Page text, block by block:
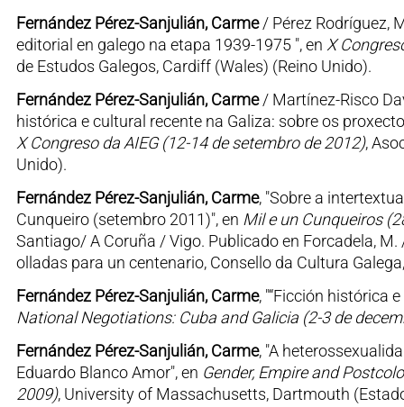
Fernández Pérez-Sanjulián, Carme/ Pérez Rodríguez,
editorial en galego na etapa 1939-1975 ", en X
de Estudos Galegos, Cardiff (Wales) (Reino Unido).
Fernández Pérez-Sanjulián, Carme/ Martínez-Risco
histórica e cultural recente na Galiza: sobre os
X Congreso da AIEG (12-14 de setembro de 2012),
Unido).
Fernández Pérez-Sanjulián, Carme, "Sobre a
Cunqueiro (setembro 2011)", en Mil e un Cunqueiros
Santiago/ A Coruña / Vigo. Publicado en Forcadela,
olladas para un centenario, Consello da Cultura
Fernández Pérez-Sanjulián, Carme, "“Ficción histórica
National Negotiations: Cuba and Galicia (2-3 de
Fernández Pérez-Sanjulián, Carme, "A
Eduardo Blanco Amor", en Gender, Empire and
2009), University of Massachusetts, Dartmouth